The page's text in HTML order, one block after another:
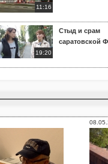
11:16
19:20
Стыд и срам
саратовской